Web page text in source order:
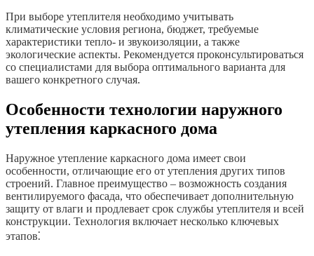
При выборе утеплителя необходимо учитывать
климатические условия региона, бюджет, требуемые
характеристики тепло- и звукоизоляции, а также
экологические аспекты. Рекомендуется проконсультироваться
со специалистами для выбора оптимального варианта для
вашего конкретного случая.
Особенности технологии наружного
утепления каркасного дома
Наружное утепление каркасного дома имеет свои
особенности, отличающие его от утепления других типов
строений. Главное преимущество – возможность создания
вентилируемого фасада, что обеспечивает дополнительную
защиту от влаги и продлевает срок службы утеплителя и всей
конструкции. Технология включает несколько ключевых
этапов⁚